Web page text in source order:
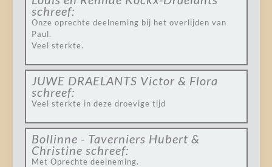
schreef:
Onze oprechte deelneming bij het overlijden van
Paul.
Veel sterkte.
JUWE DRAELANTS Victor & Flora
schreef:
Veel sterkte in deze droevige tijd
Bollinne - Taverniers Hubert &
Christine schreef:
Met Oprechte deelneming.